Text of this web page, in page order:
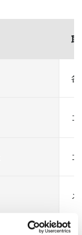
各
コ
コ